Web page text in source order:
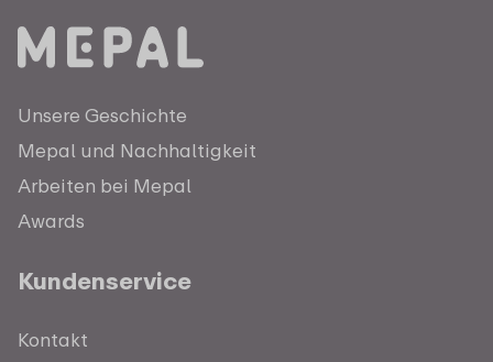
Unsere Geschichte
Mepal und Nachhaltigkeit
Arbeiten bei Mepal
Awards
Kundenservice
Kontakt